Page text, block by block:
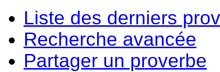
Liste des derniers
Recherche avancée
Partager un proverbe